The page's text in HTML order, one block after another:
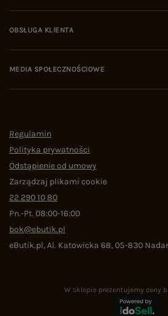
OBSŁUGA KLIENTA
MEDIA SPOŁECZNOŚCIOWE
Regulamin
Polityka prywatności
Odstąpienie od umowy
Zarządzaj plikami cookie
22 290 10 80
Pn.-Pt. 08:00-16:00
bok@ebutik.pl
eButik.pl,Al. Katowicka 68,05-830
W sklepie prezentujemy ceny